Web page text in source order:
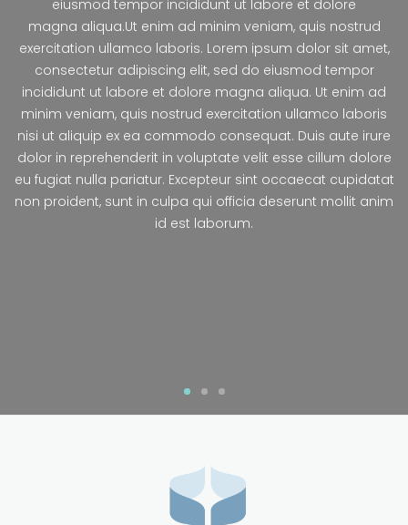
eiusmod tempor incididunt ut labore et dolore
magna aliqua.Ut enim ad minim veniam, quis nostrud
exercitation ullamco laboris. Lorem ipsum dolor sit amet,
consectetur adipiscing elit, sed do eiusmod tempor
incididunt ut labore et dolore magna aliqua. Ut enim ad
minim veniam, quis nostrud exercitation ullamco laboris
nisi ut aliquip ex ea commodo consequat. Duis aute irure
dolor in reprehenderit in voluptate velit esse cillum dolore
eu fugiat nulla pariatur. Excepteur sint occaecat cupidatat
non proident, sunt in culpa qui officia deserunt mollit anim
id est laborum.